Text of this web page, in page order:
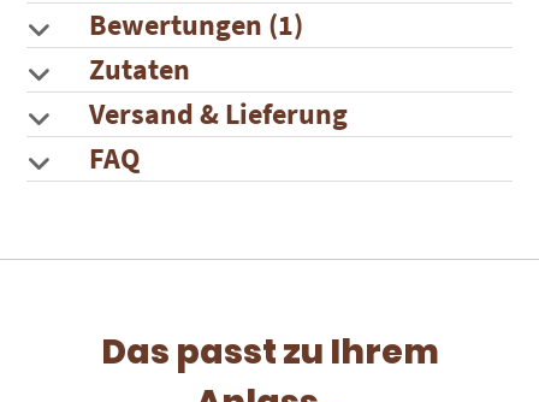
Bewertungen (1)
Zutaten
Versand & Lieferung
FAQ
Das passt zu Ihrem